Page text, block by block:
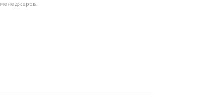
менеджеров.